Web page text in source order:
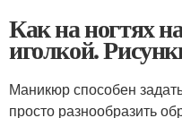
Как на ногтях
иголкой.
Маникюр способен
просто разнообразить